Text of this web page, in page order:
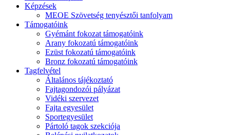
Képzések
MEOE Szövetség tenyésztői tanfolyam
Támogatóink
Gyémánt fokozat támogatóink
Arany fokozatú támogatóink
Ezüst fokozatú támogatóink
Bronz fokozatú támogatóink
Tagfelvétel
Általános tájékoztató
Fajtagondozói pályázat
Vidéki szervezet
Fajta egyesület
Sportegyesület
Pártoló tagok szekciója